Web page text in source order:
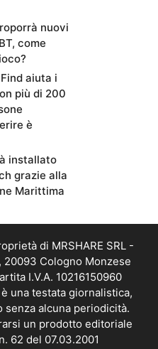
nuovi
come
aiuta i
più di 200
è
installato
grazie alla
Marittima
di MRSHARE SRL -
20093 Cologno Monzese
I.V.A. 10216150960
una testata giornalistica,
senza alcuna periodicità.
un prodotto editoriale
62 del 07.03.2001